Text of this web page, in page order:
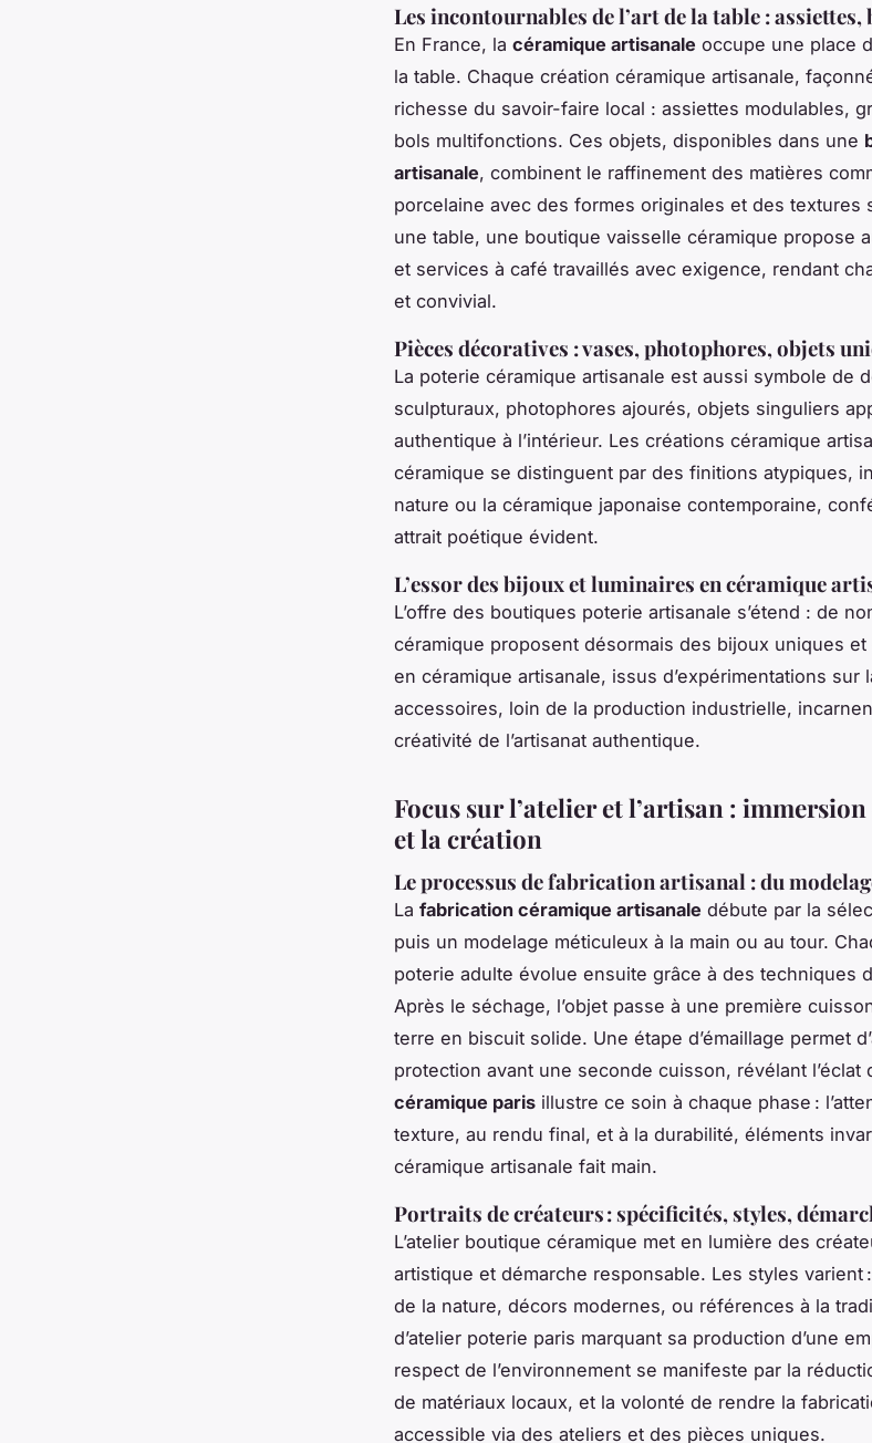
Les incontournables de l’art de la table :
En France, la céramique artisanale occupe une place
la table. Chaque création céramique artisanale,
richesse du savoir-faire local : assiettes modulables,
bols multifonctions. Ces objets, disponibles dans une
artisanale, combinent le raffinement des matières
porcelaine avec des formes originales et des textures
une table, une boutique vaisselle céramique propose
et services à café travaillés avec exigence, rendant
et convivial.
Pièces décoratives : vases, photophores, objets
La poterie céramique artisanale est aussi symbole de
sculpturaux, photophores ajourés, objets singuliers
authentique à l’intérieur. Les créations céramique
céramique se distinguent par des finitions atypiques,
nature ou la céramique japonaise contemporaine,
attrait poétique évident.
L’essor des bijoux et luminaires en céramique
L’offre des boutiques poterie artisanale s’étend : de
céramique proposent désormais des bijoux uniques
en céramique artisanale, issus d’expérimentations sur
accessoires, loin de la production industrielle,
créativité de l’artisanat authentique.
Focus sur l’atelier et l’artisan :
et la création
Le processus de fabrication artisanal : du
La fabrication céramique artisanale débute par la
puis un modelage méticuleux à la main ou au tour.
poterie adulte évolue ensuite grâce à des techniques
Après le séchage, l’objet passe à une première
terre en biscuit solide. Une étape d’émaillage permet
protection avant une seconde cuisson, révélant l’éclat
céramique paris illustre ce soin à chaque phase :
texture, au rendu final, et à la durabilité, éléments
céramique artisanale fait main.
Portraits de créateurs : spécificités, styles,
L’atelier boutique céramique met en lumière des
artistique et démarche responsable. Les styles
de la nature, décors modernes, ou références à la
d’atelier poterie paris marquant sa production d’une
respect de l’environnement se manifeste par la
de matériaux locaux, et la volonté de rendre la
accessible via des ateliers et des pièces uniques.